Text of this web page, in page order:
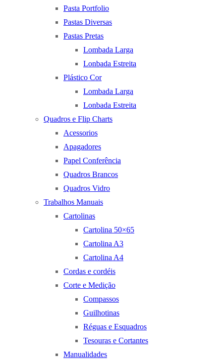
Pasta Portfolio
Pastas Diversas
Pastas Pretas
Lombada Larga
Lonbada Estreita
Plástico Cor
Lombada Larga
Lonbada Estreita
Quadros e Flip Charts
Acessorios
Apagadores
Papel Conferência
Quadros Brancos
Quadros Vidro
Trabalhos Manuais
Cartolinas
Cartolina 50×65
Cartolina A3
Cartolina A4
Cordas e cordéis
Corte e Medição
Compassos
Guilhotinas
Réguas e Esquadros
Tesouras e Cortantes
Manualidades